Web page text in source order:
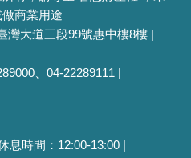
商業用途
灣大道三段99號惠中樓8樓 |
、04-22289111 |
息時間：12:00-13:00 |